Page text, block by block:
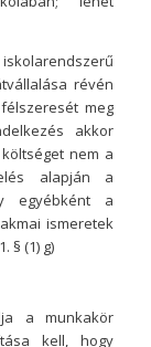
iskolarendszerű
révén
meg
akkor
nem a
alapján a
egyébként a
ismeretek
§ (1) g)
a munkakör
kell, hogy